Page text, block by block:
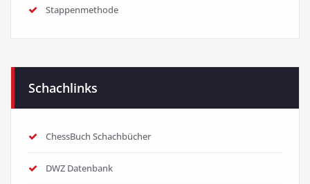
Stappenmethode
Schachlinks
ChessBuch Schachbücher
DWZ Datenbank